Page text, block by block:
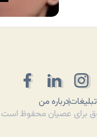
درباره منتبلیغات